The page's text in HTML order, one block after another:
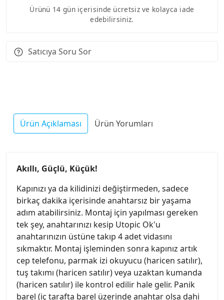
Ürünü 14 gün içerisinde ücretsiz ve kolayca iade
edebilirsiniz.
Satıcıya Soru Sor
Ürün Açıklaması Ürün Yorumları
Akıllı, Güçlü, Küçük!
Kapınızı ya da kilidinizi değiştirmeden, sadece
birkaç dakika içerisinde anahtarsız bir yaşama
adım atabilirsiniz. Montaj için yapılması gereken
tek şey, anahtarınızı kesip Utopic Ok'u
anahtarınızın üstüne takıp 4 adet vidasını
sıkmaktır. Montaj işleminden sonra kapınız artık
cep telefonu, parmak izi okuyucu (haricen satılır),
tuş takımı (haricen satılır) veya uzaktan kumanda
(haricen satılır) ile kontrol edilir hale gelir. Panik
barel (iç tarafta barel üzerinde anahtar olsa dahi